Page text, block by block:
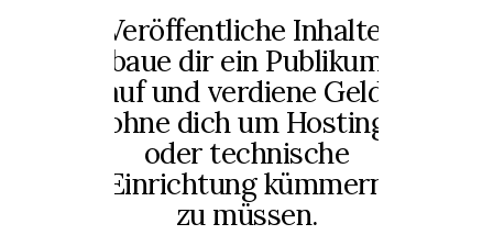
Veröffentliche Inhalte,
baue dir ein Publikum
auf und verdiene Geld,
ohne dich um Hosting
oder technische
Einrichtung kümmern
zu müssen.